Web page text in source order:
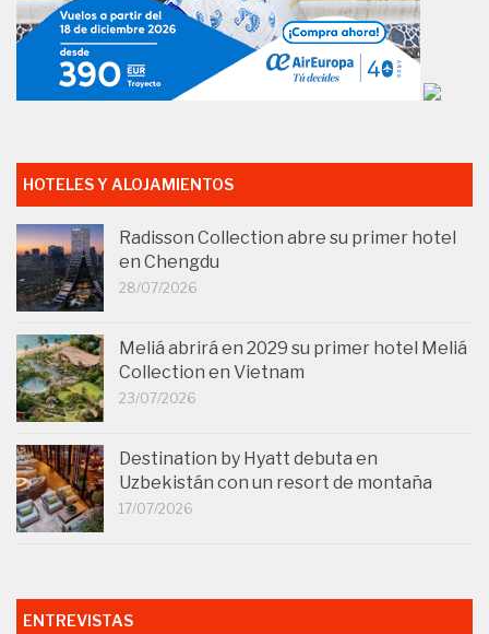
HOTELES Y ALOJAMIENTOS
Radisson Collection abre su primer hotel
en Chengdu
28/07/2026
Meliá abrirá en 2029 su primer hotel Meliá
Collection en Vietnam
23/07/2026
Destination by Hyatt debuta en
Uzbekistán con un resort de montaña
17/07/2026
ENTREVISTAS